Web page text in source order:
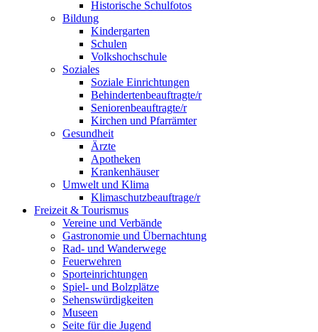
Historische Schulfotos
Bildung
Kindergarten
Schulen
Volkshochschule
Soziales
Soziale Einrichtungen
Behindertenbeauftragte/r
Seniorenbeauftragte/r
Kirchen und Pfarrämter
Gesundheit
Ärzte
Apotheken
Krankenhäuser
Umwelt und Klima
Klimaschutzbeauftrage/r
Freizeit & Tourismus
Vereine und Verbände
Gastronomie und Übernachtung
Rad- und Wanderwege
Feuerwehren
Sporteinrichtungen
Spiel- und Bolzplätze
Sehenswürdigkeiten
Museen
Seite für die Jugend